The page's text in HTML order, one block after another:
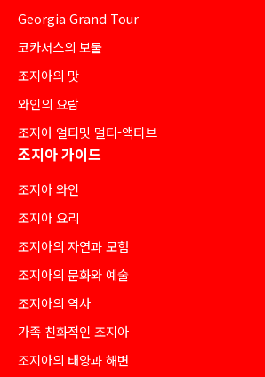
Georgia Grand Tour
코카서스의 보물
조지아의 맛
와인의 요람
조지아 얼티밋 멀티-액티브
조지아 가이드
조지아 와인
조지아 요리
조지아의 자연과 모험
조지아의 문화와 예술
조지아의 역사
가족 친화적인 조지아
조지아의 태양과 해변